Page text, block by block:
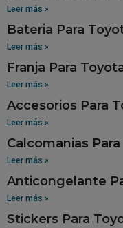
Leer más »
Bateria Para
Leer más »
Franja Para
Leer más »
Accesorios Para
Leer más »
Calcomanias
Leer más »
Anticongelante
Leer más »
Stickers Para